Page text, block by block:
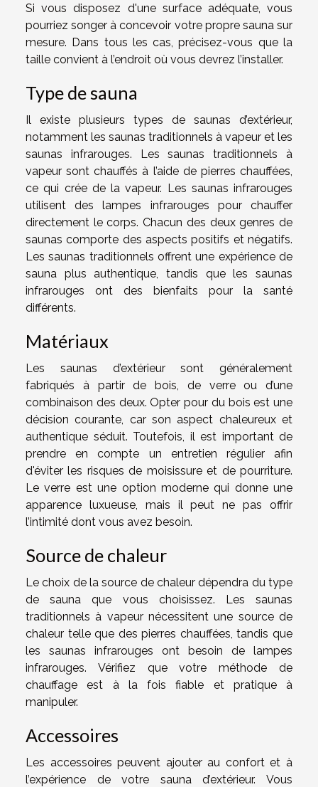
Si vous disposez d'une surface adéquate, vous
pourriez songer à concevoir votre propre sauna sur
mesure. Dans tous les cas, précisez-vous que la
taille convient à l’endroit où vous devrez l’installer.
Type de sauna
Il existe plusieurs types de saunas d’extérieur,
notamment les saunas traditionnels à vapeur et les
saunas infrarouges. Les saunas traditionnels à
vapeur sont chauffés à l’aide de pierres chauffées,
ce qui crée de la vapeur. Les saunas infrarouges
utilisent des lampes infrarouges pour chauffer
directement le corps. Chacun des deux genres de
saunas comporte des aspects positifs et négatifs.
Les saunas traditionnels offrent une expérience de
sauna plus authentique, tandis que les saunas
infrarouges ont des bienfaits pour la santé
différents.
Matériaux
Les saunas d’extérieur sont généralement
fabriqués à partir de bois, de verre ou d’une
combinaison des deux. Opter pour du bois est une
décision courante, car son aspect chaleureux et
authentique séduit. Toutefois, il est important de
prendre en compte un entretien régulier afin
d'éviter les risques de moisissure et de pourriture.
Le verre est une option moderne qui donne une
apparence luxueuse, mais il peut ne pas offrir
l’intimité dont vous avez besoin.
Source de chaleur
Le choix de la source de chaleur dépendra du type
de sauna que vous choisissez. Les saunas
traditionnels à vapeur nécessitent une source de
chaleur telle que des pierres chauffées, tandis que
les saunas infrarouges ont besoin de lampes
infrarouges. Vérifiez que votre méthode de
chauffage est à la fois fiable et pratique à
manipuler.
Accessoires
Les accessoires peuvent ajouter au confort et à
l’expérience de votre sauna d’extérieur. Vous